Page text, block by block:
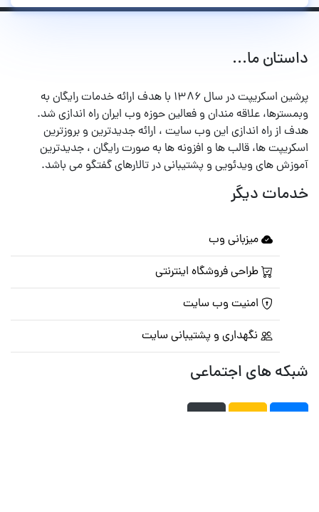
داستان ما...
پرشین اسکریپت در سال ۱۳۸۶ با هدف ارائه خدمات رایگان به
وبمسترها، علاقه مندان و فعالین حوزه وب ایران راه اندازی شد.
هدف از راه اندازی این وب سایت ، ارائه جدیدترین و بروزترین
اسکریپت ها، قالب ها و افزونه ها به صورت رایگان ، جدیدترین
آموزش های ویدئویی و پشتیبانی در تالارهای گفتگو می باشد.
خدمات دیگر
میزبانی وب
طراحی فروشگاه اینترنتی
امنیت وب سایت
نگهداری و پشتیبانی سایت
شبکه های اجتماعی